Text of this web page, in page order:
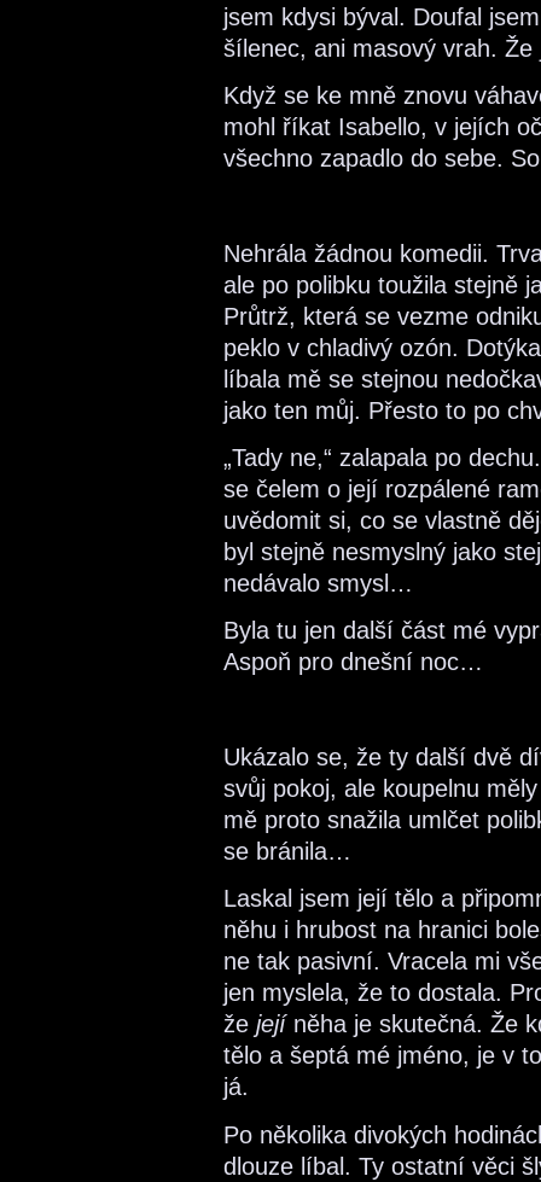
jsem kdysi býval. Doufal
šílenec, ani masový vrah.
Když se ke mně znovu
mohl říkat Isabello, v jejích
všechno zapadlo do sebe.
Nehrála žádnou komedii.
ale po polibku toužila stejně
Průtrž, která se vezme
peklo v chladivý ozón.
líbala mě se stejnou
jako ten můj. Přesto to po
„Tady ne,“ zalapala po
se čelem o její rozpálené
uvědomit si, co se vlastně
byl stejně nesmyslný jako
nedávalo smysl…
Byla tu jen další část mé
Aspoň pro dnešní noc…
Ukázalo se, že ty další dvě
svůj pokoj, ale koupelnu
mě proto snažila umlčet
se bránila…
Laskal jsem její tělo a
něhu i hrubost na hranici
ne tak pasivní. Vracela mi
jen myslela, že to dostala.
že jejíněha je skutečná. Že
tělo a šeptá mé jméno, je v
já.
Po několika divokých
dlouze líbal. Ty ostatní věci